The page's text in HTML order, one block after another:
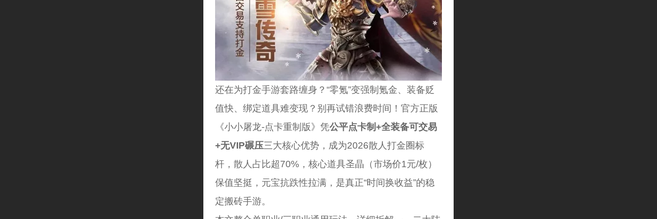
还在为打金手游套路缠身？“零氪”变强制氪金、装备贬
值快、绑定道具难变现？别再试错浪费时间！官方正版
《小小屠龙-点卡重制版》凭公平点卡制+全装备可交易
+无VIP碾压三大核心优势，成为2026散人打金圈标
杆，散人占比超70%，核心道具圣晶（市场价1元/枚）
保值坚挺，元宝抗跌性拉满，是真正“时间换收益”的稳
定搬砖手游。